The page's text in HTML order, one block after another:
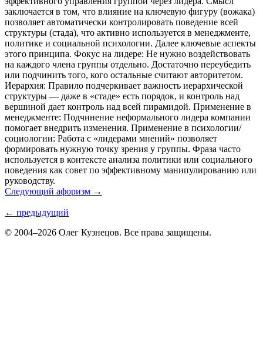
заключается в том, что влияние на ключевую фигуру (вожака)
позволяет автоматически контролировать поведение всей
структуры (стада), что активно используется в менеджменте,
политике и социальной психологии. Далее ключевые аспекты
этого принципа. Фокус на лидере: Не нужно воздействовать
на каждого члена группы отдельно. Достаточно переубедить
или подчинить того, кого остальные считают авторитетом.
Иерархия: Правило подчеркивает важность иерархической
структуры — даже в «стаде» есть порядок, и контроль над
вершиной дает контроль над всей пирамидой. Применение в
менеджменте: Подчинение неформального лидера компании
помогает внедрить изменения. Применение в психологии/
социологии: Работа с «лидерами мнений» позволяет
формировать нужную точку зрения у группы. Фраза часто
используется в контексте анализа политики или социального
поведения как совет по эффективному манипулированию или
руководству.
Следующий афоризм →
← предыдущий
© 2004–2026 Олег Кузнецов. Все права защищены.